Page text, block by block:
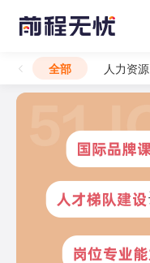
全部 人力资源